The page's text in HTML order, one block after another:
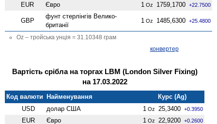
EUR Євро 1 Oz 1759,1700 +22.7500
GBP
фунт стерлінгів Велико­
британії
1 Oz 1485,6300 +25.4800
Oz – тройська унція = 31.10348 грам
конвертер
Вартість срібла на торгах LBM (London Silver Fixing)
на 17.03.2022
Код валюти Найменування
Курс (Ag)
USD
долар США 1 Oz 25,3400 +0.3950
EUR Євро 1 Oz 22,9200 +0.2600